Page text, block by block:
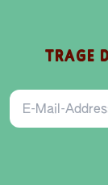
TRAGE
E-Mail-